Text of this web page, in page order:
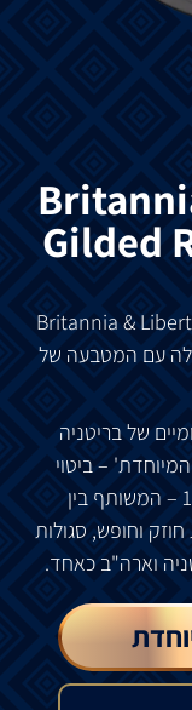
Gilded
Britannia &
עם המטבעה של
שלבריטניה
המיוחדת' –ביטוי
המשותף בין
חוזק וחופש, סגולות
וארה"ב כאחד.